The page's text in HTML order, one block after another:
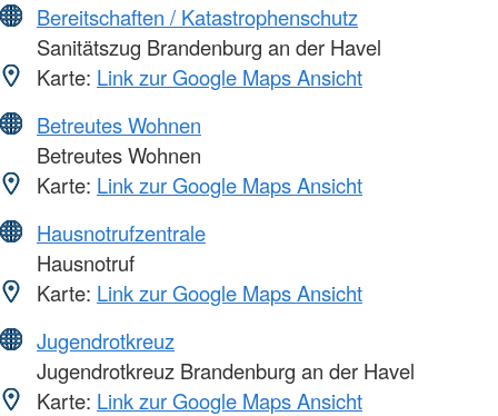
Bereitschaften / Katastrophenschutz
Sanitätszug Brandenburg an der Havel
Karte: Link zur Google Maps Ansicht
Betreutes Wohnen
Betreutes Wohnen
Karte: Link zur Google Maps Ansicht
Hausnotrufzentrale
Hausnotruf
Karte: Link zur Google Maps Ansicht
Jugendrotkreuz
Jugendrotkreuz Brandenburg an der Havel
Karte: Link zur Google Maps Ansicht